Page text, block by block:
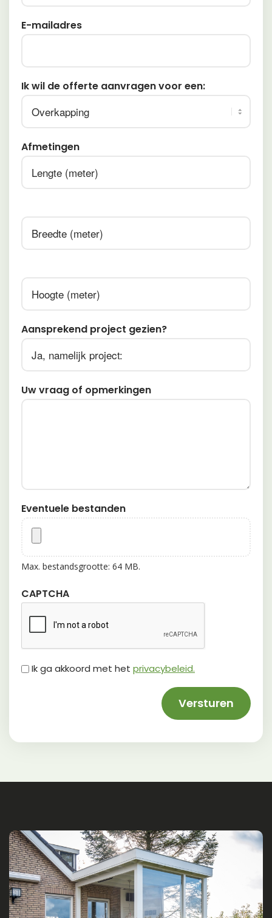
E-mailadres
Ik wil de offerte aanvragen voor een:
Afmetingen
Aansprekend project gezien?
Uw vraag of opmerkingen
Eventuele bestanden
Max. bestandsgrootte: 64 MB.
CAPTCHA
Untitled
Ik ga akkoord met het privacybeleid.